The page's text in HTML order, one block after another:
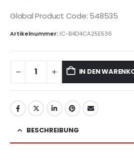
Global Product Code: 548535
Artikelnummer: IC-B4D4CA25E536
IN DEN
BESCHREIBUNG